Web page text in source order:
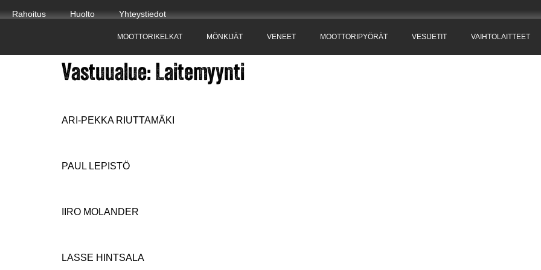
Rahoitus Huolto Yhteystiedot
MOOTTORIKELKAT MÖNKIJÄT VENEET MOOTTORIPYÖRÄT VESIJETIT VAIHTOLAITTEET
Vastuualue: Laitemyynti
ARI-PEKKA RIUTTAMÄKI
PAUL LEPISTÖ
IIRO MOLANDER
LASSE HINTSALA